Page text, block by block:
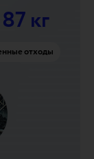
отходы
87 кг